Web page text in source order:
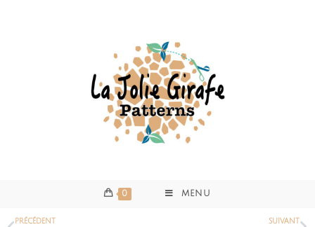
0 MENU
PRÉCÉDENT SUIVANT